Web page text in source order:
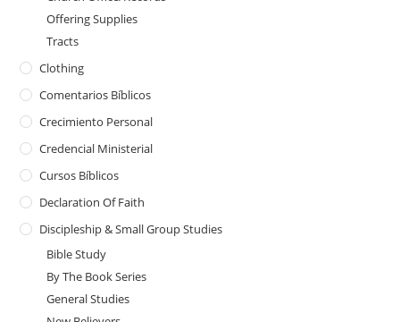
Offering Supplies
Tracts
Clothing
Comentarios Bíblicos
Crecimiento Personal
Credencial Ministerial
Cursos Bíblicos
Declaration Of Faith
Discipleship & Small Group Studies
Bible Study
By The Book Series
General Studies